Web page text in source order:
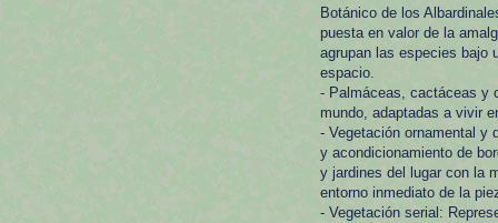
Botánico de los
puesta en valor de la
agrupan las especies bajo
espacio.
- Palmáceas, cactáceas y
mundo, adaptadas a vivir
- Vegetación ornamental y
y acondicionamiento de
y jardines del lugar con la
entorno inmediato de la
- Vegetación serial: